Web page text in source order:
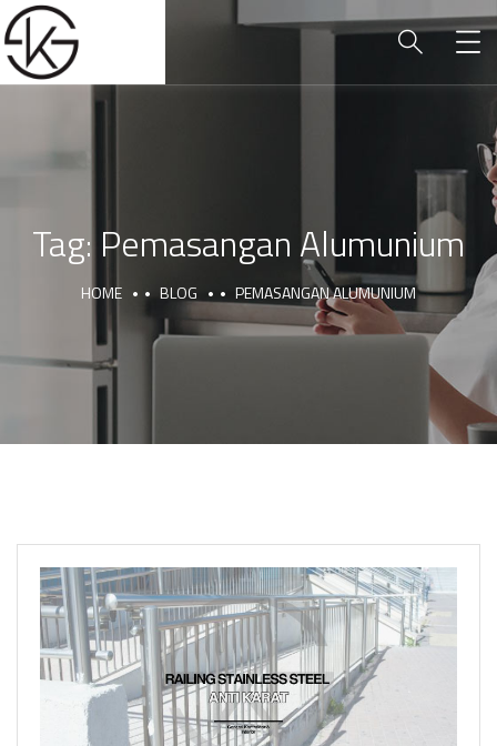
Tag: Pemasangan Alumunium
HOME BLOG PEMASANGAN ALUMUNIUM